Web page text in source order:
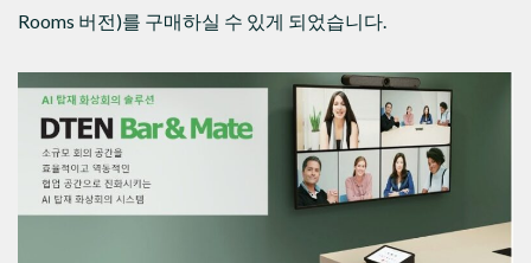
Rooms 버전)를 구매하실 수 있게 되었습니다.